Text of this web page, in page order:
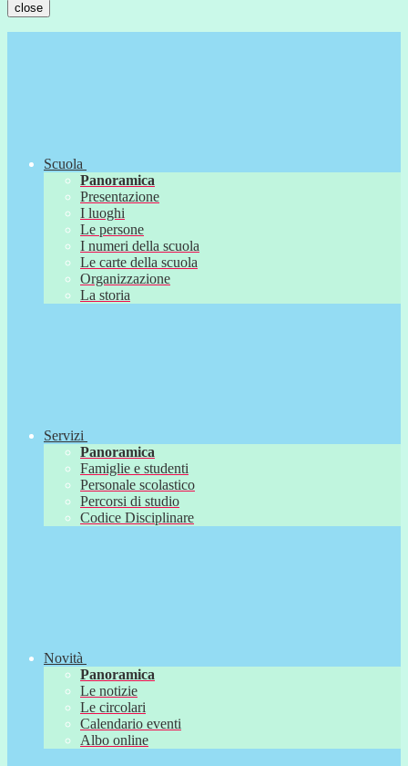
close
Scuola
Panoramica
Presentazione
I luoghi
Le persone
I numeri della scuola
Le carte della scuola
Organizzazione
La storia
Servizi
Panoramica
Famiglie e studenti
Personale scolastico
Percorsi di studio
Codice Disciplinare
Novità
Panoramica
Le notizie
Le circolari
Calendario eventi
Albo online